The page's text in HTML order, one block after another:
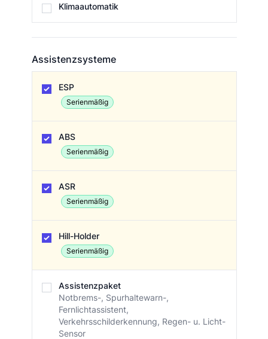
Klimaautomatik
Assistenzsysteme
ESP
Serienmäßig
ABS
Serienmäßig
ASR
Serienmäßig
Hill-Holder
Serienmäßig
Assistenzpaket
Notbrems-, Spurhaltewarn-,
Fernlichtassistent,
Verkehrsschilderkennung, Regen- u. Licht-
Sensor